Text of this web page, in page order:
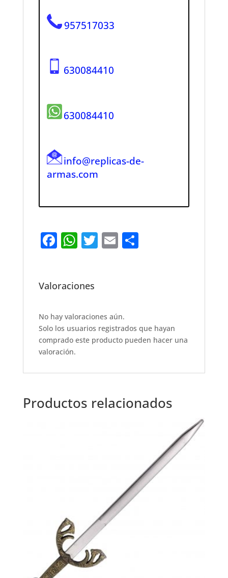
957517033
630084410
630084410
info@replicas-de-
armas.com
F
e
o
o
k
W
s
p
p
T E S
Valoraciones
No hay valoraciones aún.
Solo los usuarios registrados que hayan
comprado este producto pueden hacer una
valoración.
Productos relacionados